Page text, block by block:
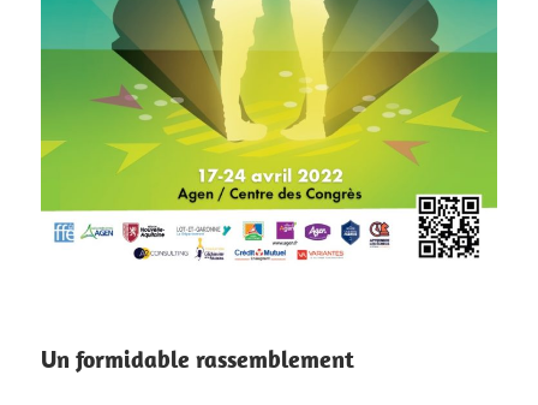
Un formidable rassemblement